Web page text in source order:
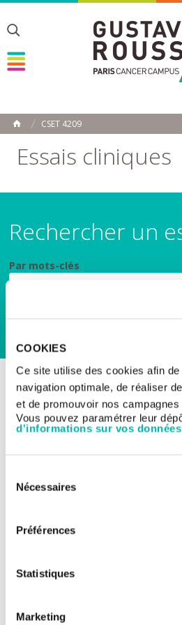
COOKIES
Ce site utilise des cookies afin
navigation optimale, de réaliser
et de promouvoir nos
Vous pouvez paramétrer leur
d'informations sur vos données
Nécessaires
Préférences
Statistiques
Marketing
Toggle
Toggle
ACCUEIL
CSET 4209
Essais cliniques
Rechercher un
Par mots-clés
Les essais cliniques
Cancers du
thoraciques
Traitement de
poumon non à
Etude clinique multicentrique de
randomisée, portant sur le
le traitement de première
poumon non à petites cellules